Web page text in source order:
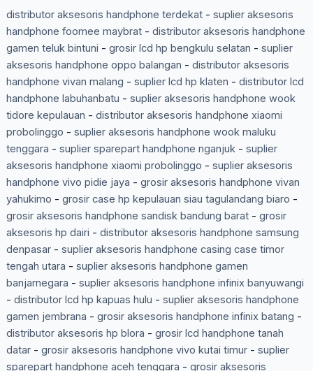
distributor aksesoris handphone terdekat- suplier aksesoris
handphone foomee maybrat- distributor aksesoris handphone
gamen teluk bintuni - grosir lcd hp bengkulu selatan - suplier
aksesoris handphone oppo balangan - distributor aksesoris
handphone vivan malang - suplier lcd hp klaten - distributor lcd
handphone labuhanbatu - suplier aksesoris handphone wook
tidore kepulauan - distributor aksesoris handphone xiaomi
probolinggo - suplier aksesoris handphone wook maluku
tenggara - suplier sparepart handphone nganjuk - suplier
aksesoris handphone xiaomi probolinggo - suplier aksesoris
handphone vivo pidie jaya - grosir aksesoris handphone vivan
yahukimo - grosir case hp kepulauan siau tagulandang biaro -
grosir aksesoris handphone sandisk bandung barat- grosir
aksesoris hp dairi - distributor aksesoris handphone samsung
denpasar- suplier aksesoris handphone casing case timor
tengah utara - suplier aksesoris handphone gamen
banjarnegara - suplier aksesoris handphone infinix banyuwangi
- distributor lcd hp kapuas hulu - suplier aksesoris handphone
gamen jembrana - grosir aksesoris handphone infinix batang -
distributor aksesoris hp blora - grosir lcd handphone tanah
datar- grosir aksesoris handphone vivo kutai timur- suplier
sparepart handphone aceh tenggara - grosir aksesoris